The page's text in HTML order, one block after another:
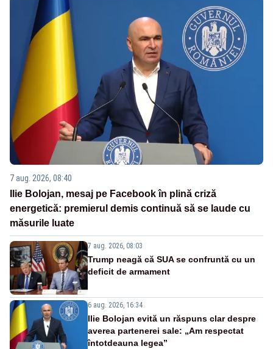
7 aug. 2026, 08:40
Ilie Bolojan, mesaj pe Facebook în plină criză
energetică: premierul demis continuă să se laude cu
măsurile luate
7 aug. 2026, 08:03
Trump neagă că SUA se confruntă cu un
deficit de armament
6 aug. 2026, 16:34
Ilie Bolojan evită un răspuns clar despre
averea partenerei sale: „Am respectat
întotdeauna legea”